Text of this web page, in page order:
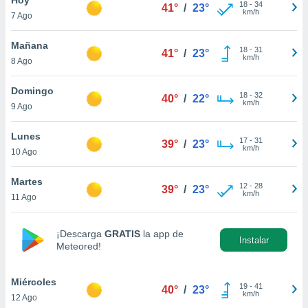
en
más
nuestra
de
aceptar
de
7 Ago
41° / 23° 18- 34
km/h
Mañana
8 Ago
41° / 23° 18- 31
km/h
Domingo
9 Ago
40° / 22° 18- 32
km/h
Lunes
10 Ago
39° / 23° 17- 31
km/h
Martes
11 Ago
39° / 23° 12- 28
km/h
¡Descarga GRATIS la app de
Meteored!
Instalar
Miércoles
12 Ago
40° / 23° 19- 41
km/h